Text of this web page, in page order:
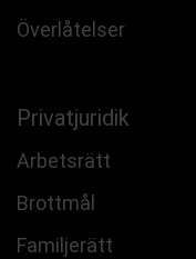
Överlåtelser
Privatjuridik
Arbetsrätt
Brottmål
Familjerätt